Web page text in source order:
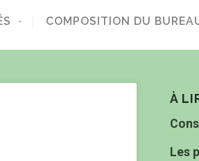
COMPOSITION DU
À
Les